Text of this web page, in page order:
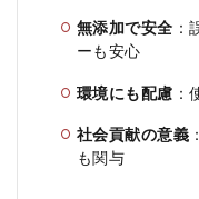
無添加で安全 ：
ーも安心
環境にも配慮 ：
社会貢献の意義
も関与